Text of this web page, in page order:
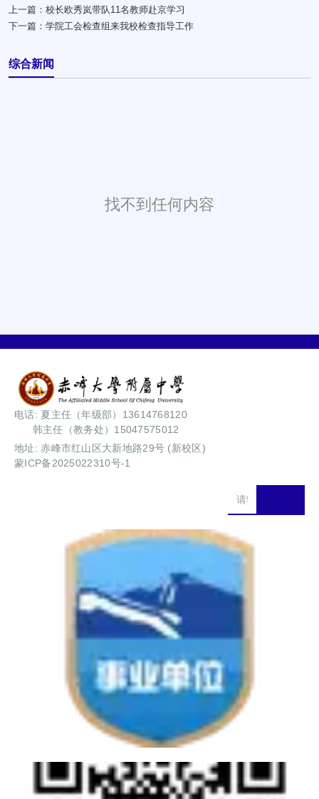
上一篇： 校长欧秀岚带队11名教师赴京学习
下一篇： 学院工会检查组来我校检查指导工作
综合新闻
找不到任何内容
电话: 夏主任（年级部）13614768120
韩主任（教务处）15047575012
地址: 赤峰市红山区大新地路29号 (新校区)
蒙ICP备2025022310号-1